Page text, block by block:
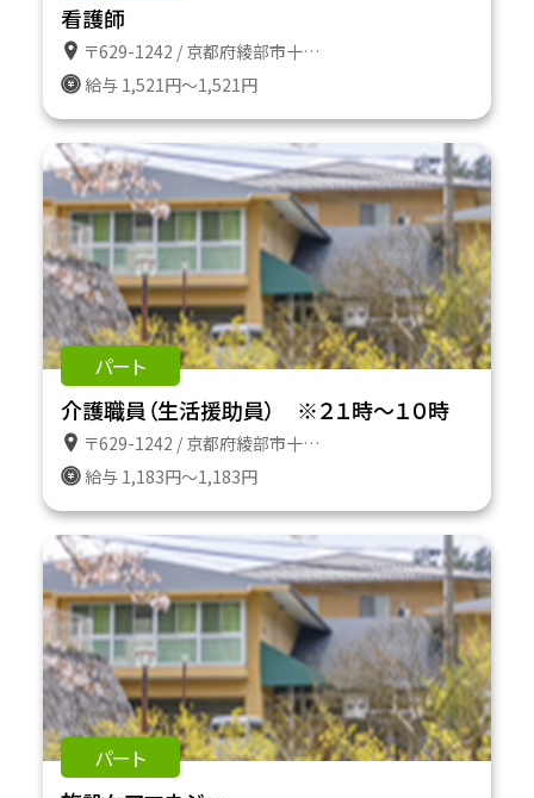
看護師
〒629-1242 / 京都府綾部市十倉名畑町久瀬谷２番地
給与 1,521円～1,521円
パート
介護職員（生活援助員） ※２１時～１０時
〒629-1242 / 京都府綾部市十倉名畑町久瀬谷２番地
給与 1,183円～1,183円
パート